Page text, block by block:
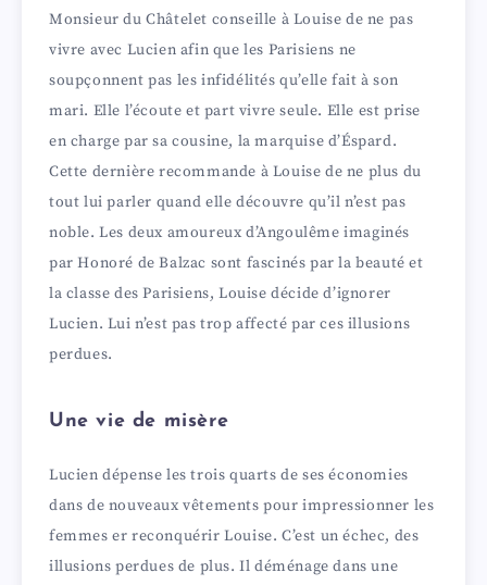
Monsieur du Châtelet conseille à Louise de ne pas
vivre avec Lucien afin que les Parisiens ne
soupçonnent pas les infidélités qu’elle fait à son
mari. Elle l’écoute et part vivre seule. Elle est prise
en charge par sa cousine, la marquise d’Éspard.
Cette dernière recommande à Louise de ne plus du
tout lui parler quand elle découvre qu’il n’est pas
noble. Les deux amoureux d’Angoulême imaginés
par Honoré de Balzac sont fascinés par la beauté et
la classe des Parisiens, Louise décide d’ignorer
Lucien. Lui n’est pas trop affecté par ces illusions
perdues.
Une vie de misère
Lucien dépense les trois quarts de ses économies
dans de nouveaux vêtements pour impressionner les
femmes er reconquérir Louise. C’est un échec, des
illusions perdues de plus. Il déménage dans une